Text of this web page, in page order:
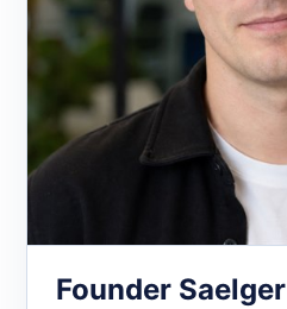
Founder Saelger